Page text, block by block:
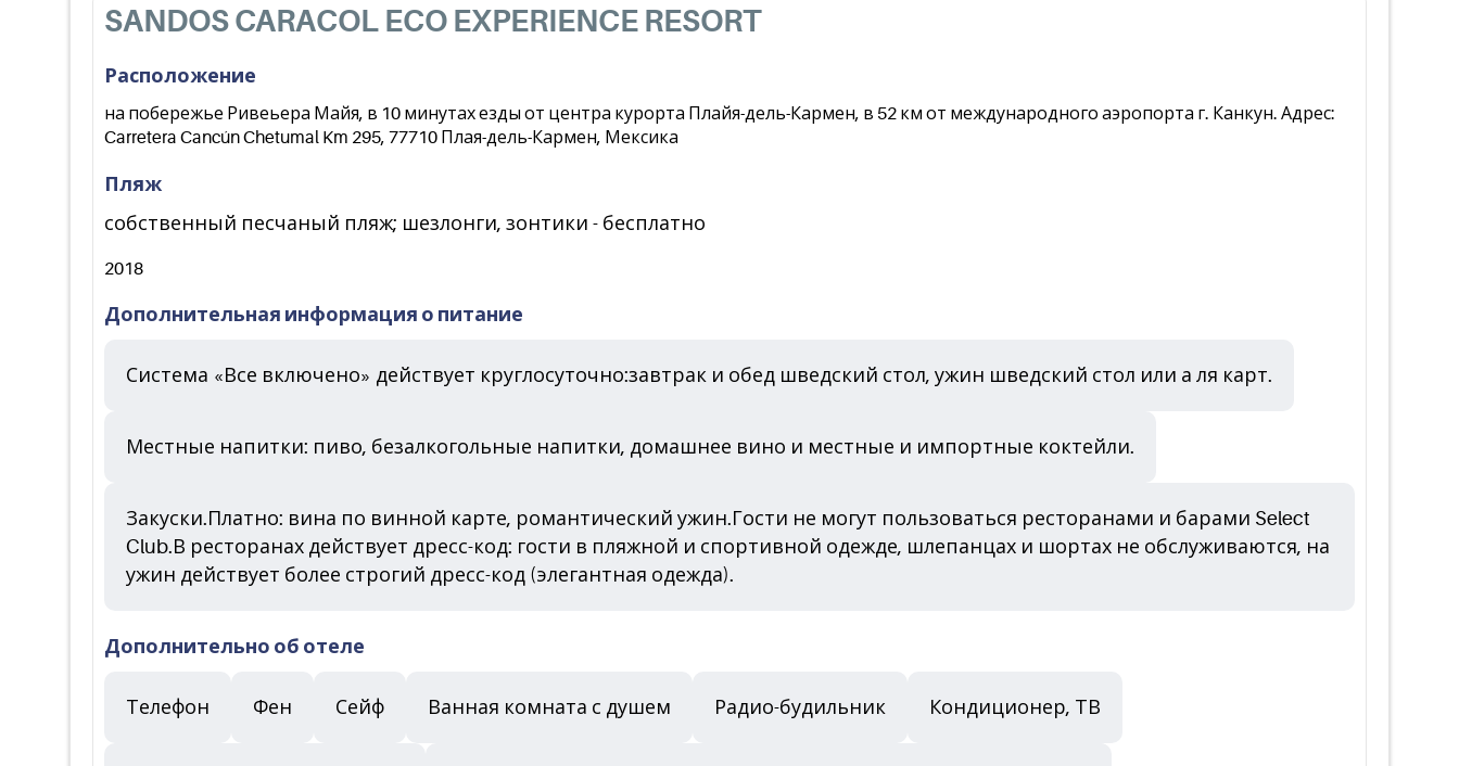
SANDOS CARACOL ECO EXPERIENCE RESORT
Расположение
на побережье Ривеьера Майя, в 10 минутах езды от центра курорта Плайя-дель-Кармен, в 52 км от международного аэропорта г. Канкун. Адрес:
Carretera Cancún Chetumal Km 295, 77710 Плая-дель-Кармен, Мексика
Пляж
собственный песчаный пляж; шезлонги, зонтики - бесплатно
2018
Дополнительная информация о питание
Система «Все включено» действует круглосуточно:завтрак и обед шведский стол, ужин шведский стол или а ля карт.
Местные напитки: пиво, безалкогольные напитки, домашнее вино и местные и импортные коктейли.
Закуски.Платно: вина по винной карте, романтический ужин.Гости не могут пользоваться ресторанами и барами Select
Club.В ресторанах действует дресс-код: гости в пляжной и спортивной одежде, шлепанцах и шортах не обслуживаются, на
ужин действует более строгий дресс-код (элегантная одежда).
Дополнительно об отеле
Телефон Фен Сейф Ванная комната с душем Радио-будильник Кондиционер, ТВ